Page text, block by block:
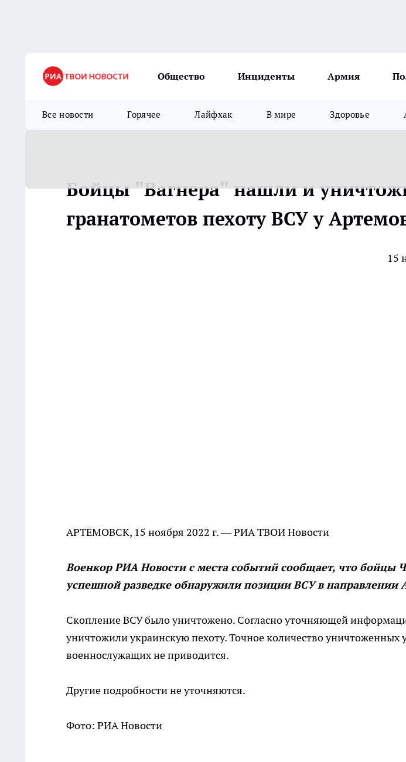
Общество Инциденты Армия
Все новости Горячее Лайфхак В мире Здоровье
Бойцы "Вагнера" нашли и
гранатометов пехоту ВСУ у
15
АРТЁМОВСК, 15 ноября 2022 г. — РИА ТВОИ Новости
Военкор РИА Новости с места событий сообщает, что бойцы
успешной разведке обнаружили позиции ВСУ в направлении
Скопление ВСУ было уничтожено. Согласно уточняющей
уничтожили украинскую пехоту. Точное количество уничтоженных
военнослужащих не приводится.
Другие подробности не уточняются.
Фото: РИА Новости